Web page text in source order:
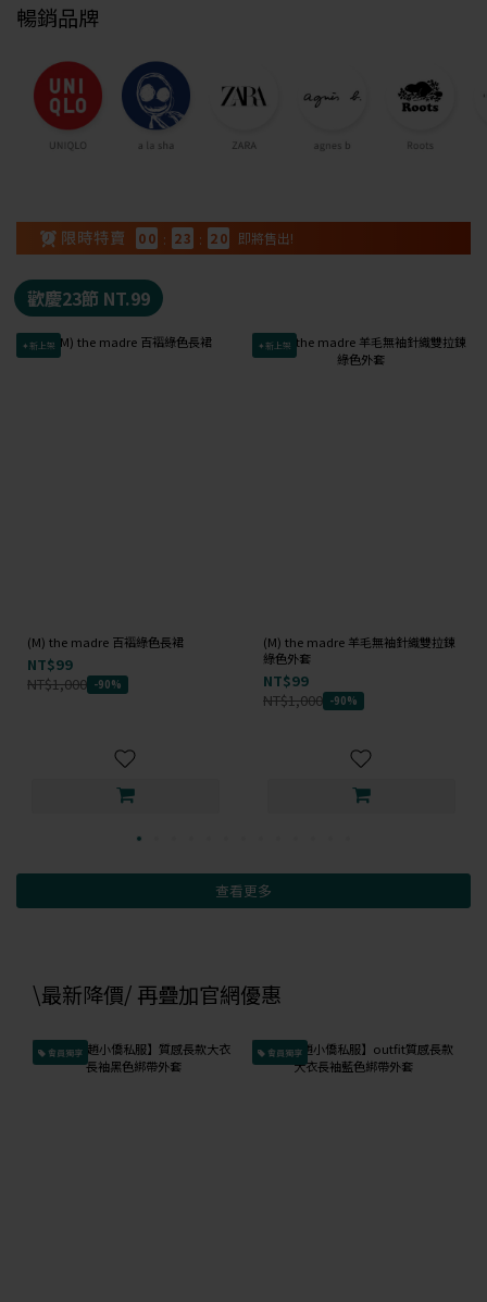
暢銷品牌
00 : 23 : 19 即將售出!
歡慶23節 NT.99
✦新上架
(M) the madre 百褶綠色長裙
NT$99
NT$1,000 -90%
✦新上架
(M) the madre 羊毛無袖針織雙拉鍊
綠色外套
NT$99
NT$1,000 -90%
查看更多
\最新降價/ 再疊加官網優惠
會員獨享 會員獨享